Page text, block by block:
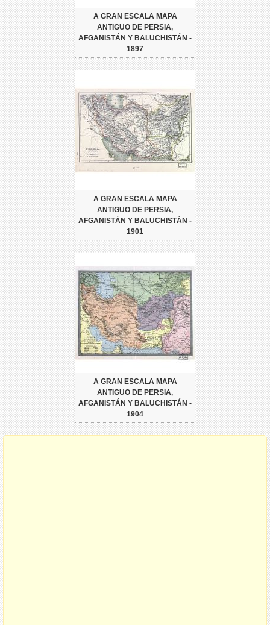
A GRAN ESCALA MAPA
ANTIGUO DE PERSIA,
AFGANISTÁN Y BALUCHISTÁN -
1897
A GRAN ESCALA MAPA
ANTIGUO DE PERSIA,
AFGANISTÁN Y BALUCHISTÁN -
1901
A GRAN ESCALA MAPA
ANTIGUO DE PERSIA,
AFGANISTÁN Y BALUCHISTÁN -
1904